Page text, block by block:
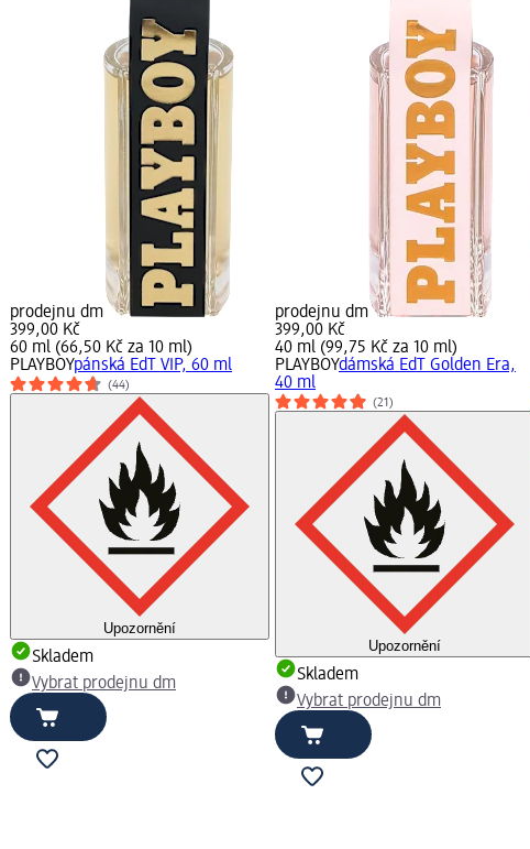
prodejnu dm
399,00 Kč
60 ml (66,50 Kč za 10 ml)
PLAYBOYpánská EdT VIP, 60 ml
(44)
Upozornění
Skladem
Vybrat prodejnu dm
prodejnu dm
399,00 Kč
40 ml (99,75 Kč za 10 ml)
PLAYBOYdámská EdT Golden Era,
40 ml
(21)
Upozornění
Skladem
Vybrat prodejnu dm